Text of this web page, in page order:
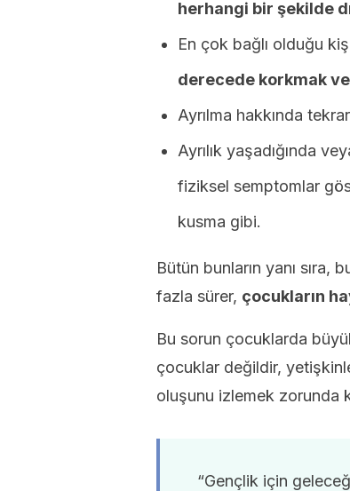
herhangi bir şekilde
En çok bağlı olduğu
derecede korkmak
Ayrılma hakkında
Ayrılık yaşadığında
fiziksel semptomlar
kusma gibi.
Bütün bunların yanı sıra,
fazla sürer, çocukların
Bu sorun çocuklarda
çocuklar değildir,
oluşunu izlemek zorunda
“Gençlik için